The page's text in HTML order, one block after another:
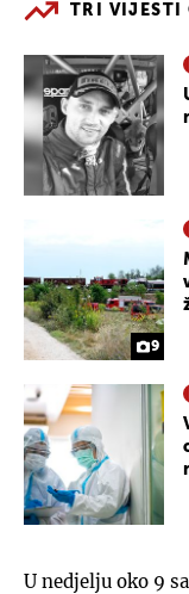
TRI VIJESTI
9
U nedjelju oko 9